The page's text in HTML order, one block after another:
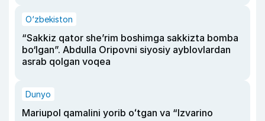
O‘zbekiston
“Sakkiz qator she’rim boshimga sakkizta bomba
bo‘lgan”. Abdulla Oripovni siyosiy ayblovlardan
asrab qolgan voqea
Dunyo
Mariupol qamalini yorib oʻtgan va “Izvarino